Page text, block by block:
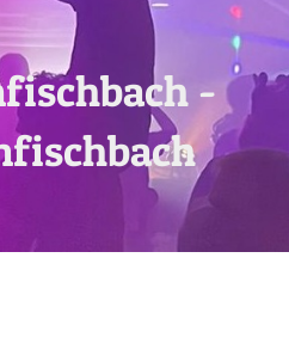
-